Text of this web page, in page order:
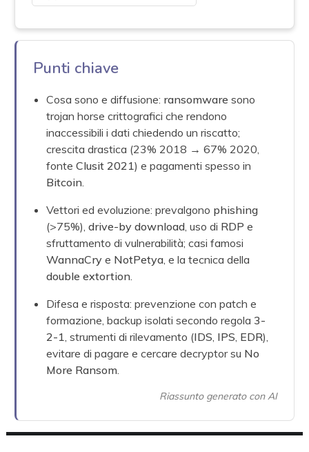
Punti chiave
Cosa sono e diffusione: ransomware sono
trojan horse crittografici che rendono
inaccessibili i dati chiedendo un riscatto;
crescita drastica (23% 2018 → 67% 2020,
fonteClusit 2021) e pagamenti spesso in
Bitcoin
Vettori ed evoluzione: prevalgono phishing
(>75%),drive-by download , uso di RDP e
sfruttamento di vulnerabilità; casi famosi
WannaCry e NotPetya , e la tecnica della
double extortion
Difesa e risposta: prevenzione con patch e
formazione, backup isolati secondo regola 3-
2-1 , strumenti di rilevamento (IDS IPS EDR),
evitare di pagare e cercare decryptor su No
More Ransom
Riassunto generato con AI